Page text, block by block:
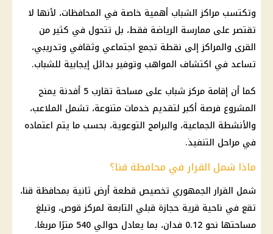
وتكتسب مراكز الشباب أهمية خاصة في المحافظات، لأنها لا
تقتصر على ممارسة الرياضة فقط، بل تتحول في كثير من
القرى والمراكز إلى نقطة تجمع اجتماعي وثقافي وتدريبي،
تساعد في اكتشاف المواهب وتوفير بدائل إيجابية للشباب.
كما أن إقامة مركز شباب على مساحة تقارب 5 أفدنة يمنح
المشروع فرصة أكبر لتقديم خدمات متنوعة، تشمل الملاعب،
والأنشطة الجماعية، والبرامج التوعوية، بحسب ما يتم اعتماده
في مراحل التنفيذ.
ماذا شمل القرار في محافظة قنا؟
شمل القرار الجمهوري تخصيص قطعة أرض ثانية بمحافظة قنا،
تقع في ناحية قرية حجازة قبلي التابعة لمركز قوص، وتبلغ
مساحتها نحو 0.12 فدان، بما يعادل حوالي 540 مترًا مربعًا.